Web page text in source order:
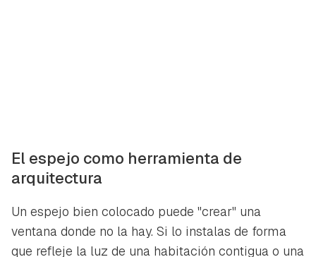
El espejo como herramienta de
arquitectura
Un espejo bien colocado puede "crear" una
ventana donde no la hay. Si lo instalas de forma
que refleje la luz de una habitación contigua o una